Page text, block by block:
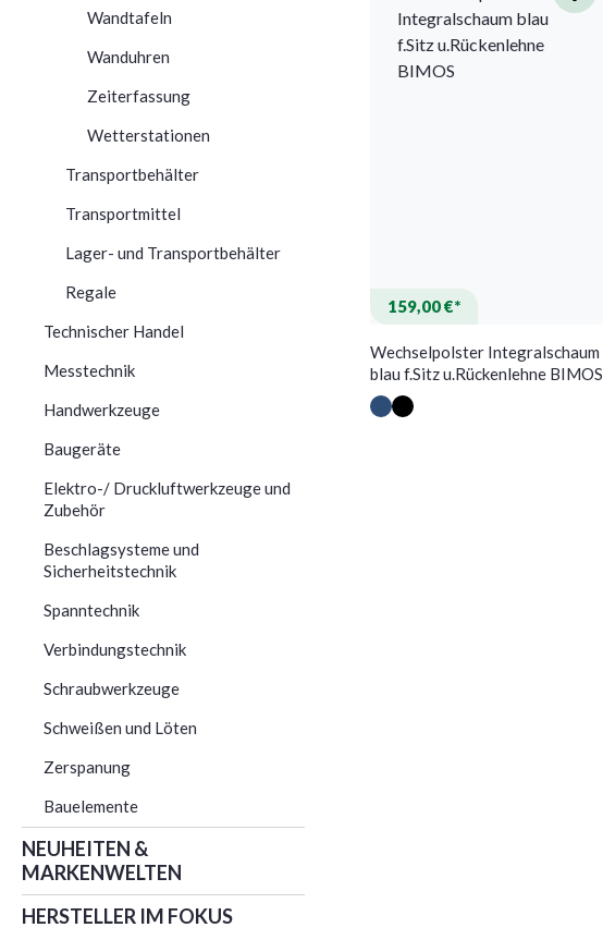
Wandtafeln
Wanduhren
Zeiterfassung
Wetterstationen
Transportbehälter
Transportmittel
Lager- und Transportbehälter
Regale
Technischer Handel
Messtechnik
Handwerkzeuge
Baugeräte
Elektro-/ Druckluftwerkzeuge und
Zubehör
Beschlagsysteme und
Sicherheitstechnik
Spanntechnik
Verbindungstechnik
Schraubwerkzeuge
Schweißen und Löten
Zerspanung
Bauelemente
NEUHEITEN &
MARKENWELTEN
HERSTELLER IM FOKUS
159,00 €*
Wechselpolster Integralschaum
blau f.Sitz u.Rückenlehne BIMOS